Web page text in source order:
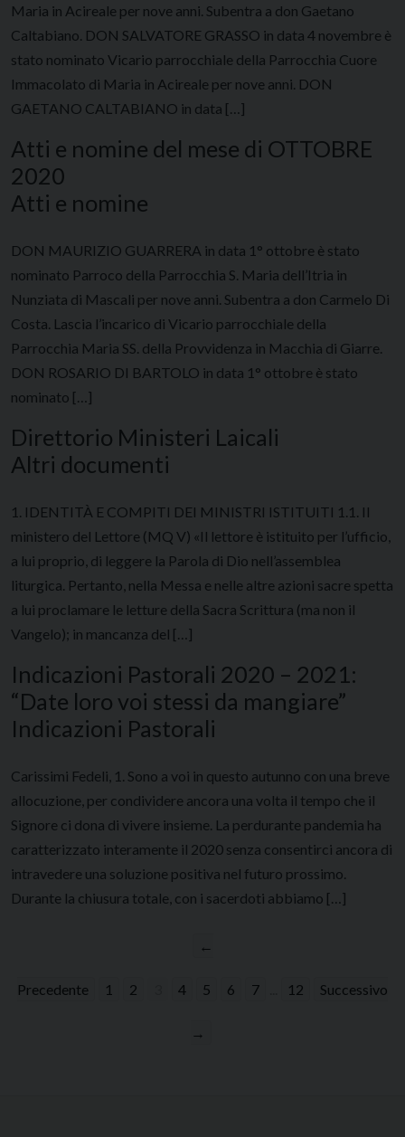
Maria in Acireale per nove anni. Subentra a don Gaetano
Caltabiano. DON SALVATORE GRASSO in data 4 novembre è
stato nominato Vicario parrocchiale della Parrocchia Cuore
Immacolato di Maria in Acireale per nove anni. DON
GAETANO CALTABIANO in data […]
Atti e nomine del mese di OTTOBRE
2020
Atti e nomine
DON MAURIZIO GUARRERA in data 1° ottobre è stato
nominato Parroco della Parrocchia S. Maria dell’Itria in
Nunziata di Mascali per nove anni. Subentra a don Carmelo Di
Costa. Lascia l’incarico di Vicario parrocchiale della
Parrocchia Maria SS. della Provvidenza in Macchia di Giarre.
DON ROSARIO DI BARTOLO in data 1° ottobre è stato
nominato […]
Direttorio Ministeri Laicali
Altri documenti
1. IDENTITÀ E COMPITI DEI MINISTRI ISTITUITI 1.1. Il
ministero del Lettore (MQ V) «Il lettore è istituito per l’ufficio,
a lui proprio, di leggere la Parola di Dio nell’assemblea
liturgica. Pertanto, nella Messa e nelle altre azioni sacre spetta
a lui proclamare le letture della Sacra Scrittura (ma non il
Vangelo); in mancanza del […]
Indicazioni Pastorali 2020 – 2021:
“Date loro voi stessi da mangiare”
Indicazioni Pastorali
Carissimi Fedeli, 1. Sono a voi in questo autunno con una breve
allocuzione, per condividere ancora una volta il tempo che il
Signore ci dona di vivere insieme. La perdurante pandemia ha
caratterizzato interamente il 2020 senza consentirci ancora di
intravedere una soluzione positiva nel futuro prossimo.
Durante la chiusura totale, con i sacerdoti abbiamo […]
←
Precedente 1 2 4 5 6 7 12 Successivo
→